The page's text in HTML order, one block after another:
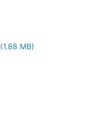
(1.88 MB)